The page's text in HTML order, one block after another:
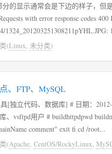
分的显示通常会是下边的样子，
(Linux, 未分类)
、FTP、MySQL
[独立代码、数据库] # 日期：
密码 # 作者：/ # 显示帮助 if [ -z "$1" ]; then
echo " Usage: `basename $0` domainName comment" exit fi cd /root...
(Apache, CentOS/RockyLinux,